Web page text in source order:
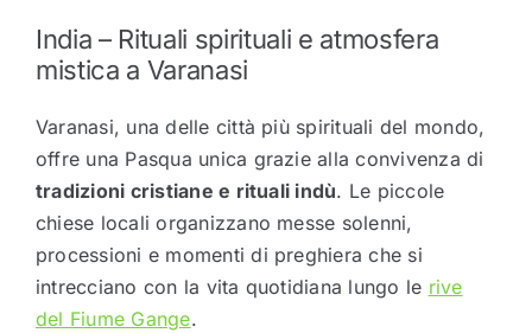
India – Rituali spirituali e atmosfera
mistica a Varanasi
Varanasi, una delle città più spirituali del mondo,
offre una Pasqua unica grazie alla convivenza di
tradizioni cristiane e rituali indù. Le piccole
chiese locali organizzano messe solenni,
processioni e momenti di preghiera che si
intrecciano con la vita quotidiana lungo le rive
del Fiume Gange.